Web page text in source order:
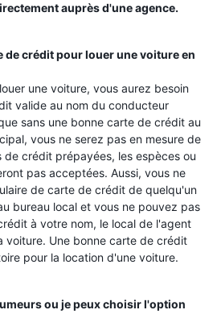
auprès d'une agence.
de crédit pour louer une voiture en
une voiture, vous aurez besoin
valide au nom du conducteur
sans une bonne carte de crédit au
vous ne serez pas en mesure de
de crédit prépayées, les espèces ou
pas acceptées. Aussi, vous ne
de carte de crédit de quelqu'un
bureau local et vous ne pouvez pas
à votre nom, le local de l'agent
voiture. Une bonne carte de crédit
pour la location d'une voiture.
ou je peux choisir l'option